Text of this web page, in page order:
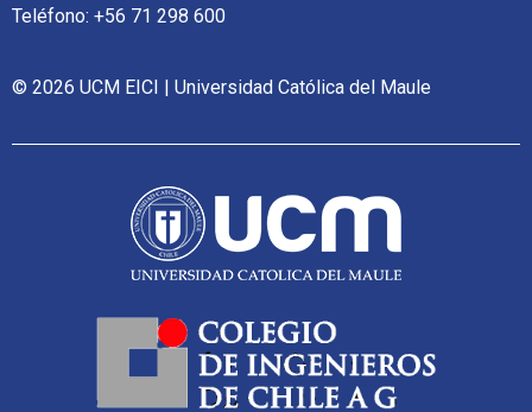
Teléfono: +56 71 298 600
© 2026 UCM EICI | Universidad Católica del Maule